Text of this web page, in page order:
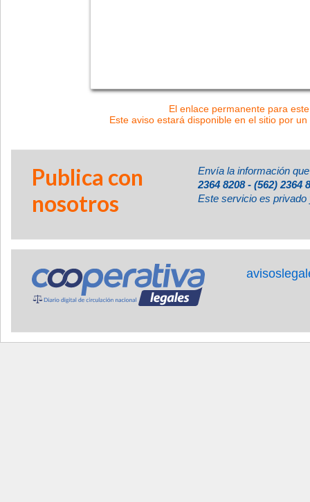
El enlace permanente para
Este aviso estará disponible en el sitio por
Publica con
nosotros
Envía la información
2364 8208 - (562) 2364
Este servicio es privado